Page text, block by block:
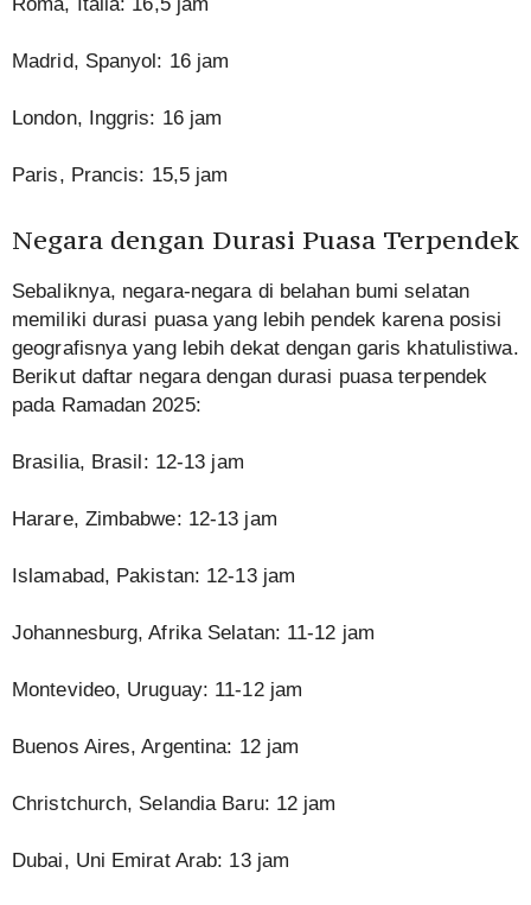
Madrid, Spanyol: 16 jam
London, Inggris: 16 jam
Paris, Prancis: 15,5 jam
Negara dengan Durasi Puasa Terpendek
Sebaliknya, negara-negara di belahan bumi selatan
memiliki durasi puasa yang lebih pendek karena posisi
geografisnya yang lebih dekat dengan garis khatulistiwa.
Berikut daftar negara dengan durasi puasa terpendek
pada Ramadan 2025:
Brasilia, Brasil: 12-13 jam
Harare, Zimbabwe: 12-13 jam
Islamabad, Pakistan: 12-13 jam
Johannesburg, Afrika Selatan: 11-12 jam
Montevideo, Uruguay: 11-12 jam
Buenos Aires, Argentina: 12 jam
Christchurch, Selandia Baru: 12 jam
Dubai, Uni Emirat Arab: 13 jam